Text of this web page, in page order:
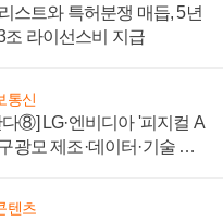
스트와 특허분쟁 매듭, 5년
조 라이선스비 지급
통신
다⑧] LG·엔비디아 '피지컬 A
광모 제조·데이터·기술 결
텐츠